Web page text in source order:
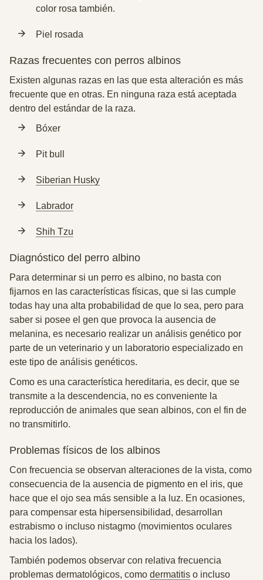
color rosa también.
Piel rosada
Razas frecuentes con perros albinos
Existen algunas razas en las que esta alteración es más
frecuente que en otras. En ninguna raza está aceptada
dentro del estándar de la raza.
Bóxer
Pit bull
Siberian Husky
Labrador
Shih Tzu
Diagnóstico del perro albino
Para determinar si un perro es albino, no basta con
fijarnos en las características físicas, que si las cumple
todas hay una alta probabilidad de que lo sea, pero para
saber si posee el gen que provoca la ausencia de
melanina, es necesario realizar un análisis genético por
parte de un veterinario y un laboratorio especializado en
este tipo de análisis genéticos.
Como es una característica hereditaria, es decir, que se
transmite a la descendencia, no es conveniente la
reproducción de animales que sean albinos, con el fin de
no transmitirlo.
Problemas físicos de los albinos
Con frecuencia se observan alteraciones de la vista, como
consecuencia de la ausencia de pigmento en el iris, que
hace que el ojo sea más sensible a la luz. En ocasiones,
para compensar esta hipersensibilidad, desarrollan
estrabismo o incluso nistagmo (movimientos oculares
hacia los lados).
También podemos observar con relativa frecuencia
problemas dermatológicos, como dermatitis o incluso